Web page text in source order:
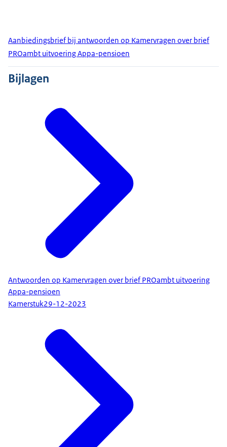
Aanbiedingsbrief bij antwoorden op Kamervragen over brief
PROambt uitvoering Appa-pensioen
Bijlagen
Antwoorden op Kamervragen over brief PROambt uitvoering
Appa-pensioen
Kamerstuk29-12-2023